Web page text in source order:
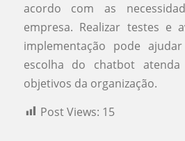
acordo com as
empresa. Realizar testes e
implementação pode
escolha do chatbot
objetivos da organização.
Post Views: 15